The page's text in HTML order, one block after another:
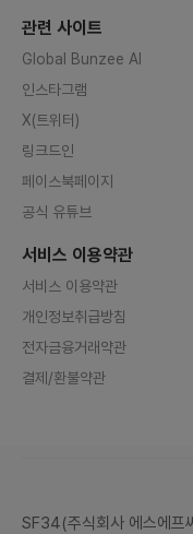
관련 사이트
Global Bunzee AI
인스타그램
X(트위터)
링크드인
페이스북페이지
공식 유튜브
서비스 이용약관
서비스 이용약관
개인정보취급방침
전자금융거래약관
결제/환불약관
SF34(주식회사 에스에프